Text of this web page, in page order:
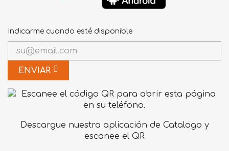
Indicarme cuando esté disponible
ENVIAR
Descargue nuestra aplicación de Catalogo y
escanee el QR